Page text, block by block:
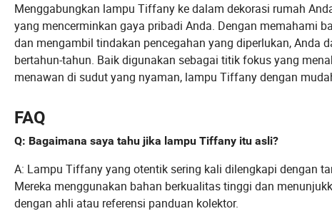
Menggabungkan lampu Tiffany ke dalam dekorasi rumah
yang mencerminkan gaya pribadi Anda. Dengan memahami
dan mengambil tindakan pencegahan yang diperlukan, Anda
bertahun-tahun. Baik digunakan sebagai titik fokus yang
menawan di sudut yang nyaman, lampu Tiffany dengan
FAQ
Q: Bagaimana saya tahu jika lampu Tiffany itu asli?
A: Lampu Tiffany yang otentik sering kali dilengkapi dengan
Mereka menggunakan bahan berkualitas tinggi dan
dengan ahli atau referensi panduan kolektor.